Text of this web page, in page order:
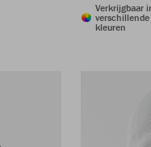
Verkrijgbaar
verschillende
kleuren